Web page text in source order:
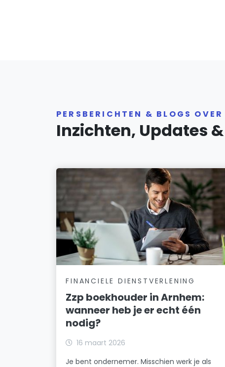
PERSBERICHTEN & BLOGS OVER
Inzichten, Updates
FINANCIELE DIENSTVERLENING
Zzp boekhouder in Arnhem:
wanneer heb je er echt één
nodig?
16 maart 2026
Je bent ondernemer. Misschien werk je als